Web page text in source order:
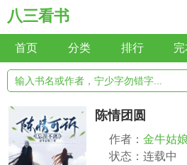
八三看书
首页 分类 排行 完
陈情团圆
作者： 金牛姑娘
状态：连载中